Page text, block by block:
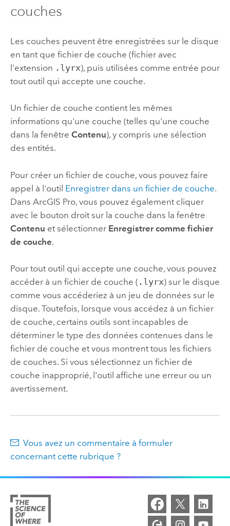
couches
Les couches peuvent être enregistrées sur le disque
en tant que fichier de couche (fichier avec
l'extension .lyrx), puis utilisées comme entrée pour
tout outil qui accepte une couche.
Un fichier de couche contient les mêmes
informations qu'une couche (telles qu'une couche
dans la fenêtre Contenu), y compris une sélection
des entités.
Pour créer un fichier de couche, vous pouvez faire
appel à l'outil Enregistrer dans un fichier de couche.
Dans ArcGIS Pro, vous pouvez également cliquer
avec le bouton droit sur la couche dans la fenêtre
Contenu et sélectionner Enregistrer comme fichier
de couche.
Pour tout outil qui accepte une couche, vous pouvez
accéder à un fichier de couche ( .lyrx) sur le disque
comme vous accéderiez à un jeu de données sur le
disque. Toutefois, lorsque vous accédez à un fichier
de couche, certains outils sont incapables de
déterminer le type des données contenues dans le
fichier de couche et vous montrent tous les fichiers
de couches. Si vous sélectionnez un fichier de
couche inapproprié, l'outil affiche une erreur ou un
avertissement.
Vous avez un commentaire à formuler
concernant cette rubrique ?